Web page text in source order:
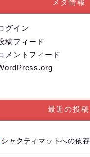
メタ情報
グイン
稿フィード
メントフィード
最近の投稿
シャクティマットへの依存